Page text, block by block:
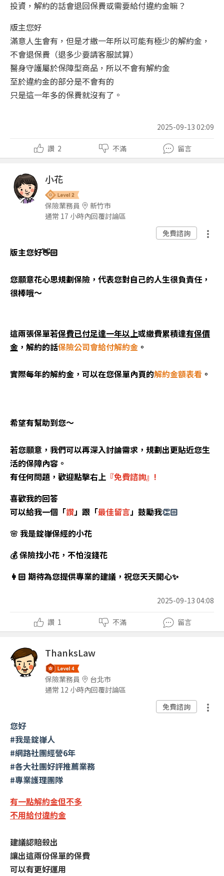
投資，解約的話會退回保費或需要給付違約金嘛？
版主您好
滿意人生會有，但是才繳一年所以可能有極少的解約金，
不會退保費（退多少要請客服試算）
醫身守護屬於保障型商品，所以不會有解約金
至於違約金的部分是不會有的
只是這一年多的保費就沒有了。
2025-09-13 02:09
讚 2 不滿 留言
小花
保險業務員
新竹市
通常 17 小時內回覆討論區
免費諮詢
版主您好👋🏻
您願意花心思規劃保險，代表您對自己的人生很負責任，
很棒哦～
這兩張保單若保費已付足達一年以上或繳費累積達有保價
金 ，解約的話保險公司會給付解約金 。
實際每年的解約金，可以在您保單內頁的解約金額表看 。
希望有幫助到您～
若您願意，我們可以再深入討論需求，規劃出更貼近您生
活的保障內容。
有任何問題，歡迎點擊右上 『免費諮詢』 !
喜歡我的回答
可以給我一個「讚」跟「最佳留言」鼓勵我👏🏻
🌸 我是錠嵂保經的小花
💰保險找小花，不怕沒錢花
👩🏻‍ 期待為您提供專業的建議，祝您天天開心✨
2025-09-13 04:08
讚 1 不滿 留言
ThanksLaw
保險業務員
台北市
通常 12 小時內回覆討論區
免費諮詢
您好
#我是錠嵂人
#網路社團經營6年
#各大社團好評推薦業務
#專業護理團隊
有一點解約金但不多
不用給付違約金
建議認賠殺出
讓出這兩份保單的保費
可以有更好運用